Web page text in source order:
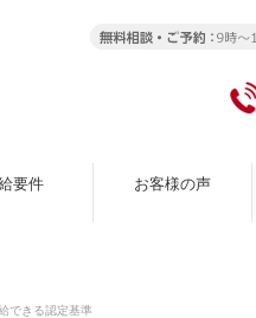
要件 お客様の声
できる認定基準